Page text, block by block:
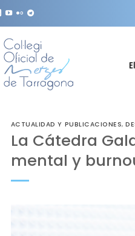
ACTUALIDAD Y PUBLICACIONES,
La Cátedra
mental y